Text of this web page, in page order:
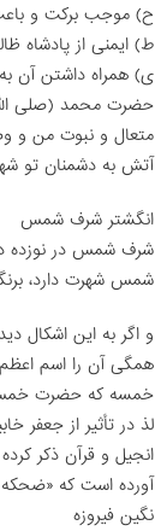
ح) موجب برکت و باعث
ط) ایمنى از پادشاه
ى) همراه داشتن آن به
حضرت محمد (صلى
متعال و نبوت من و
آتش به دشمنان تو
انگشتر شرف شمس
شرف شمس در نوزده
شمس شهرت دارد،
و اگر به این
همگى آن را اسم اعظم
لذ در تأثیر از جعفر
انجیل و قرآن ذکر
آورده است که «ضحکه
نگین فیروزه